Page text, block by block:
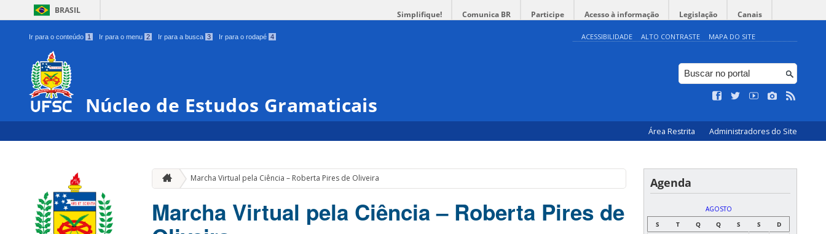
BRASIL Simplifique! Comunica BR Participe Acesso à informação Legislação Canais
Ir para o conteúdo 1 Ir para o menu 2 Ir para a busca 3 Ir para o rodapé 4 ACESSIBILIDADE ALTO CONTRASTE MAPA DO SITE
Núcleo de Estudos Gramaticais
Área Restrita Administradores do Site
Marcha Virtual pela Ciência – Roberta Pires de Oliveira
Marcha Virtual pela Ciência – Roberta Pires de
Agenda
AGOSTO
S
T Q Q S S D